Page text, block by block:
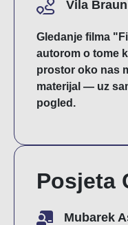
Vila Braun
Gledanje filma
autorom o tome
prostor oko nas
materijal — uz
pogled.
Posjeta
Mubarek